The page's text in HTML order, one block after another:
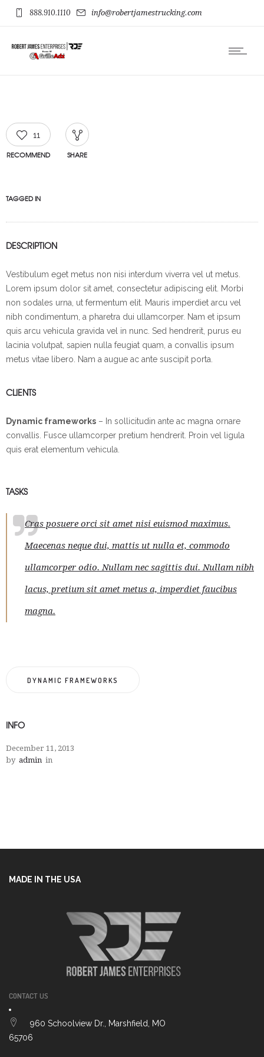
888.910.1110 info@robertjamestrucking.com
11
RECOMMEND SHARE
TAGGED IN
DESCRIPTION
Vestibulum eget metus non nisi interdum viverra vel ut metus.
Lorem ipsum dolor sit amet, consectetur adipiscing elit. Morbi
non sodales urna, ut fermentum elit. Mauris imperdiet arcu vel
nibh condimentum, a pharetra dui ullamcorper. Nam et ipsum
quis arcu vehicula gravida vel in nunc. Sed hendrerit, purus eu
lacinia volutpat, sapien nulla feugiat quam, a convallis ipsum
metus vitae libero. Nam a augue ac ante suscipit porta.
CLIENTS
Dynamic frameworks – In sollicitudin ante ac magna ornare
convallis. Fusce ullamcorper pretium hendrerit. Proin vel ligula
quis erat elementum vehicula.
TASKS
Cras posuere orci sit amet nisi euismod maximus.
Maecenas neque dui, mattis ut nulla et, commodo
ullamcorper odio. Nullam nec sagittis dui. Nullam nibh
lacus, pretium sit amet metus a, imperdiet faucibus
magna.
DYNAMIC FRAMEWORKS
INFO
December 11, 2013
by admin in
MADE IN THE USA
CONTACT US
960 Schoolview Dr., Marshfield, MO
65706